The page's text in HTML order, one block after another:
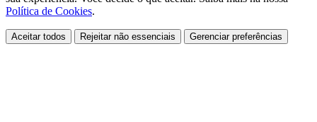
Política de Cookies.
Aceitar todos Rejeitar não essenciais Gerenciar preferências